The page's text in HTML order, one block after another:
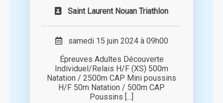
Saint Laurent Nouan Triathlon
samedi 15 juin 2024 à 09h00
Épreuves Adultes Découverte
Individuel/Relais H/F (XS) 500m
Natation / 2500m CAP Mini poussins
H/F 50m Natation / 500m CAP
Poussins [...]